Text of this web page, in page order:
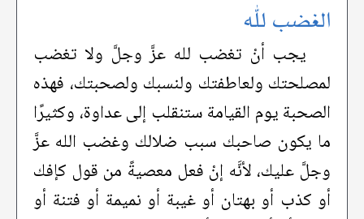
الغضب لله
يجب أنْ تغضب لله عزَّ وجلَّ ولا تغضب
لمصلحتك ولعاطفتك ولنسبك ولصحبتك، فهذه
الصحبة يوم القيامة ستنقلب إلى عداوة، وكثيرًا
ما يكون صاحبك سبب ضلالك وغضب الله عزَّ
وجلَّ عليك، لأنَّه إنْ فعل معصيةً من قول كإفك
أو كذب أو بهتان أو غيبة أو نميمة أو فتنة أو